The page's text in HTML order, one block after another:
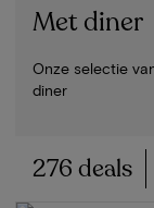
Met diner
Onze selectie
diner
276 deals